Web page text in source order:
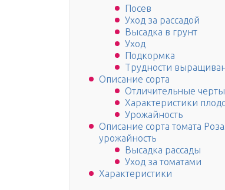
Посев
Уход за рассадой
Высадка в грунт
Уход
Подкормка
Трудности
Описание сорта
Отличительные черты
Характеристики
Урожайность
Описание сорта томата
урожайность
Высадка рассады
Уход за томатами
Характеристики